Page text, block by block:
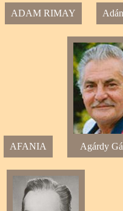
ADAM RIMAY
AFANIA Agárdy